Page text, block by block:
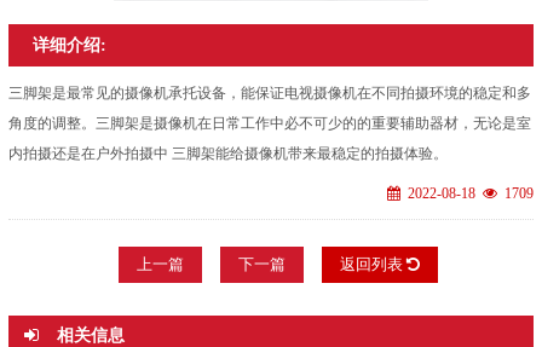
详细介绍:
三脚架是最常见的摄像机承托设备，能保证电视摄像机在不同拍摄环境的稳定和多
角度的调整。三脚架是摄像机在日常工作中必不可少的的重要辅助器材，无论是室
内拍摄还是在户外拍摄中 三脚架能给摄像机带来最稳定的拍摄体验。
2022-08-18 1709
上一篇 下一篇 返回列表
相关信息